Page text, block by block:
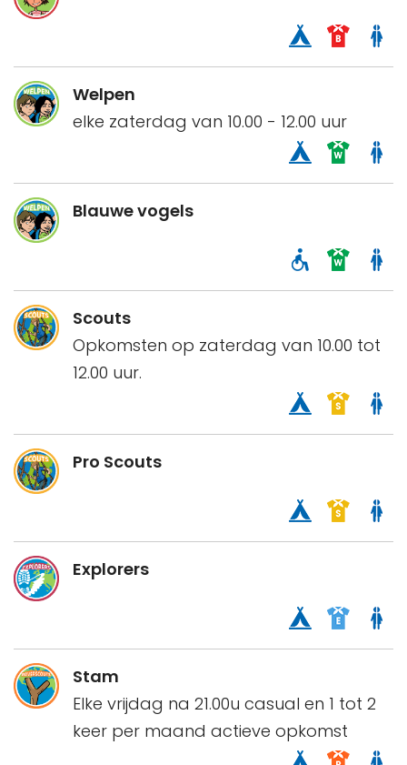
Welpen
elke zaterdag van 10.00 - 12.00 uur
Blauwe vogels
Scouts
Opkomsten op zaterdag van 10.00 tot
12.00 uur.
Pro Scouts
Explorers
Stam
Elke vrijdag na 21.00u casual en 1 tot 2
keer per maand actieve opkomst